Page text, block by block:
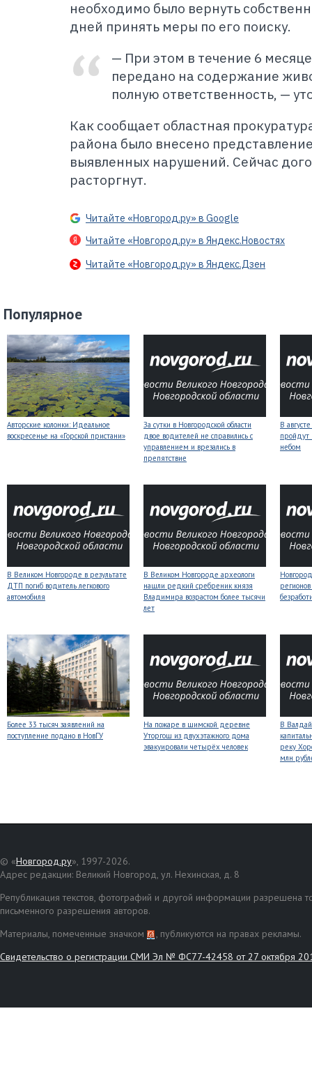
необходимо было вернуть
дней принять меры по его поиску.
— При этом в течение 6
передано на содержание
полную ответственность, —
Как сообщает областная
района было внесено
выявленных нарушений. Сейчас
расторгнут.
Читайте «Новгород.ру» в Google
Читайте «Новгород.ру» в Яндекс.Новостях
Читайте «Новгород.ру» в Яндекс.Дзен
Популярное
Авторские колонки: Идеальное
воскресенье на «Горской пристани»
За сутки в Новгородской области
двое водителей не справились с
управлением и врезались в
препятствие
В
небом
В Великом Новгороде в результате
ДТП погиб водитель легкового
автомобиля
В Великом Новгороде археологи
нашли редкий сребреник князя
Владимира возрастом более тысячи
лет
Более 33 тысяч заявлений на
поступление подано в НовГУ
На пожаре в шимской деревне
Уторгош из двухэтажного дома
эвакуировали четырёх человек
В
реку
млн
© «Новгород.ру», 1997-2026.
Адрес редакции: Великий Новгород, ул. Нехинская, д. 8
Републикация текстов, фотографий и другой информации разрешена
письменного разрешения авторов.
Материалы, помеченные значком
, публикуются на правах рекламы.
Свидетельство о регистрации СМИ Эл № ФС77-42458 от 27 октября